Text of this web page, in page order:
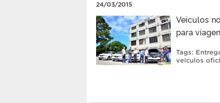
24/03/2015
Veículos
para
Tags:
veículos